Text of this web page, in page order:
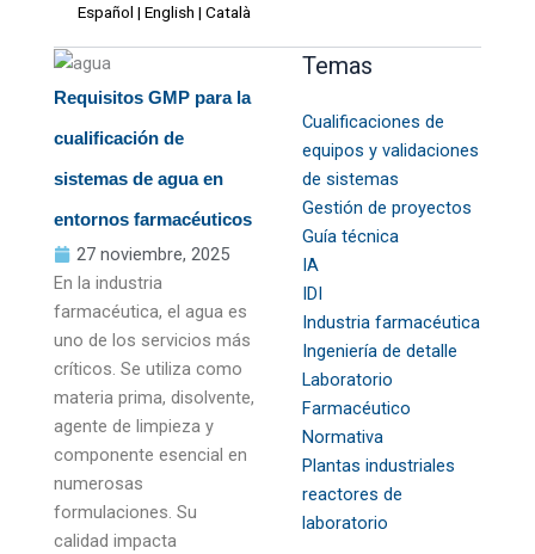
Español | English | Català
Requisitos GMP para la
cualificación de
sistemas de agua en
entornos farmacéuticos
27 noviembre, 2025
En la industria
farmacéutica, el agua es
uno de los servicios más
críticos. Se utiliza como
materia prima, disolvente,
agente de limpieza y
componente esencial en
numerosas
formulaciones. Su
calidad impacta
Temas
Cualificaciones de
equipos y validaciones
de sistemas
Gestión de proyectos
Guía técnica
IA
IDI
Industria farmacéutica
Ingeniería de detalle
Laboratorio
Farmacéutico
Normativa
Plantas industriales
reactores de
laboratorio